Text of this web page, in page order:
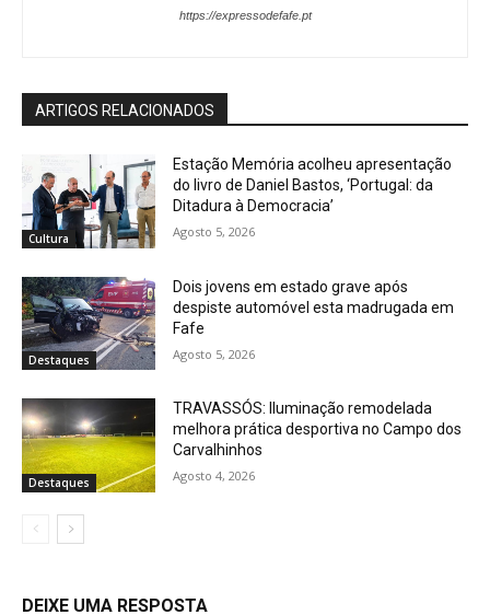
https://expressodefafe.pt
ARTIGOS RELACIONADOS
Cultura
Estação Memória acolheu apresentação
do livro de Daniel Bastos, ‘Portugal: da
Ditadura à Democracia’
Agosto 5, 2026
Destaques
Dois jovens em estado grave após
despiste automóvel esta madrugada em
Fafe
Agosto 5, 2026
Destaques
TRAVASSÓS: Iluminação remodelada
melhora prática desportiva no Campo dos
Carvalhinhos
Agosto 4, 2026
DEIXE UMA RESPOSTA